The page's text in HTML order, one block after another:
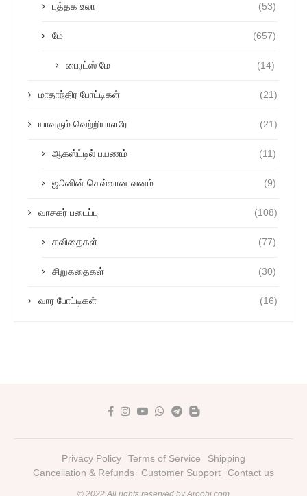
புத்தக உலா (53)
மே (657)
பைரட்ஸ் மே (14)
மாதாந்திர போட்டிகள் (21)
யாவரும் வெற்றியாளரே (21)
ஆகஸ்ட்டில் பயணம் (11)
ஜூனின் செவ்வான வனம் (9)
வாசகர் படைப்பு (108)
கவிதைகள் (77)
சிறுகதைகள் (30)
வார போட்டிகள் (16)
Privacy Policy Terms of Service
Shipping
Cancellation & Refunds
Customer Support Contact us
© 2022 All rights reserved by Aroobi.com